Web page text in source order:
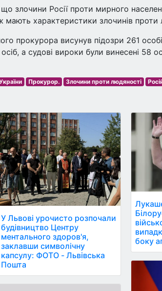
злочини Росії проти мирного
характеристики злочинів проти
прокурора висунув підозри 261
а судові вироки були винесені 58
Прокурор. Злочини проти людяності
У Львові урочисто розпочали
будівництво Центру
ментального здоров'я,
заклавши символічну
капсулу: ФОТО - Львівська
Пошта
боку